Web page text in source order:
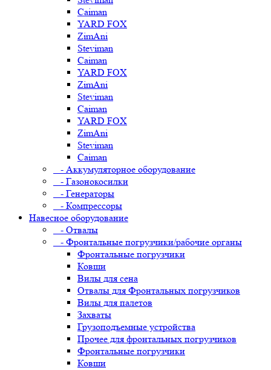
Caiman
YARD FOX
ZimAni
Steviman
Caiman
YARD FOX
ZimAni
Steviman
Caiman
YARD FOX
ZimAni
Steviman
Caiman
- Аккумуляторное оборудование
- Газонокосилки
- Генераторы
- Компрессоры
Навесное оборудование
- Отвалы
- Фронтальные погрузчики/рабочие органы
Фронтальные погрузчики
Ковши
Вилы для сена
Отвалы для Фронтальных погрузчиков
Вилы для палетов
Захваты
Грузоподъемные устройства
Прочее для фронтальных погрузчиков
Фронтальные погрузчики
Ковши